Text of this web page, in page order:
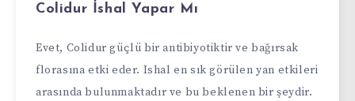
Colidur İshal Yapar Mı
Evet, Colidur güçlü bir antibiyotiktir ve bağırsak
florasına etki eder. Ishal en sık görülen yan etkileri
arasında bulunmaktadır ve bu beklenen bir şeydir.